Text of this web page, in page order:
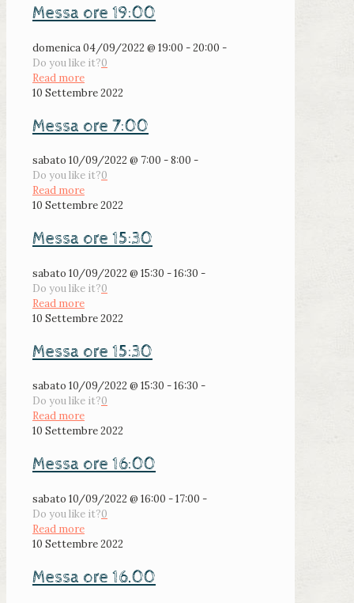
Messa ore 19:00
domenica 04/09/2022 @ 19:00 - 20:00 -
Do you like it?0
Read more
10 Settembre 2022
Messa ore 7:00
sabato 10/09/2022 @ 7:00 - 8:00 -
Do you like it?0
Read more
10 Settembre 2022
Messa ore 15:30
sabato 10/09/2022 @ 15:30 - 16:30 -
Do you like it?0
Read more
10 Settembre 2022
Messa ore 15:30
sabato 10/09/2022 @ 15:30 - 16:30 -
Do you like it?0
Read more
10 Settembre 2022
Messa ore 16:00
sabato 10/09/2022 @ 16:00 - 17:00 -
Do you like it?0
Read more
10 Settembre 2022
Messa ore 16.00